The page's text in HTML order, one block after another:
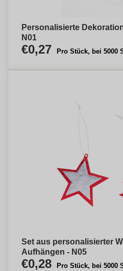
Personalisierte
N01
€0,27 Pro Stück, bei 5000
Set aus personalisierter
Aufhängen - N05
€0,28 Pro Stück, bei 5000